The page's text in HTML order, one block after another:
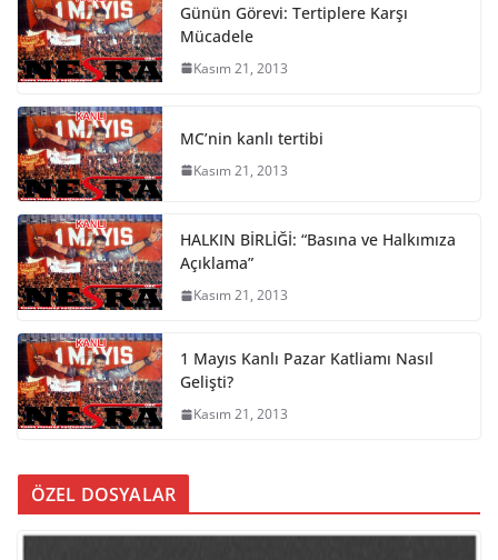
Günün Görevi: Tertiplere Karşı
Mücadele
Kasım 21, 2013
MC’nin kanlı tertibi
Kasım 21, 2013
HALKIN BİRLİĞİ: “Basına ve Halkımıza
Açıklama”
Kasım 21, 2013
1 Mayıs Kanlı Pazar Katliamı Nasıl
Gelişti?
Kasım 21, 2013
ÖZEL DOSYALAR